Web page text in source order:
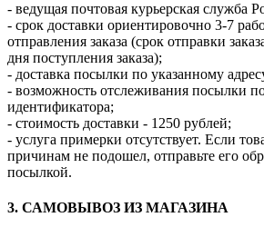
- ведущая почтовая курьерская служба
- срок доставки ориентировочно 3-7
отправления заказа (срок отправки
дня поступления заказа);
- доставка посылки по указанному
- возможность отслеживания посылки
идентификатора;
- стоимость доставки - 1250 рублей;
- услуга примерки отсутствует. Если
причинам не подошел, отправьте его
посылкой.
3. САМОВЫВОЗ ИЗ МАГАЗИНА